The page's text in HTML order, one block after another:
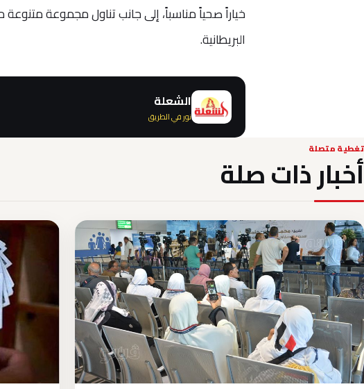
خياراً صحياً مناسباً، إلى جانب تناول مجموعة
البريطانية.
الشعلة
نور في الطريق
تغطية متصلة
أخبار ذات صلة